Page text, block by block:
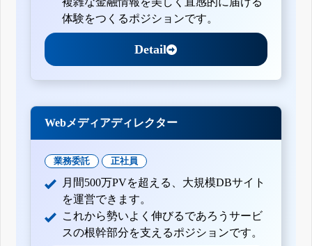
体験をつくるポジションです。
Detail
Webメディアディレクター
業務委託 正社員
月間500万PVを超える、大規模DBサイト
を運営できます。
これから勢いよく伸びるであろうサービ
スの根幹部分を支えるポジションです。